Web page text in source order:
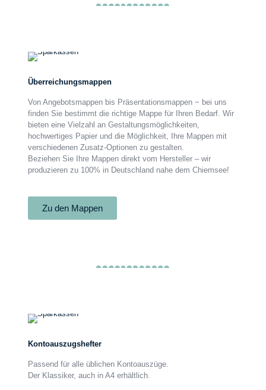
Überreichungsmappen
Überreichungsmappen
Von Angebotsmappen bis Präsentationsmappen − bei uns
finden Sie bestimmt die richtige Mappe für Ihren Bedarf. Wir
bieten eine Vielzahl an Gestaltungsmöglichkeiten,
hochwertiges Papier und die Möglichkeit, Ihre Mappen mit
verschiedenen Zusatz-Optionen zu gestalten.
Beziehen Sie Ihre Mappen direkt vom Hersteller – wir
produzieren zu 100% in Deutschland nahe dem Chiemsee!
Zu den Mappen
Kontoauszugshefter
Kontoauszugshefter
Passend für alle üblichen Kontoauszüge.
Der Klassiker, auch in A4 erhältlich.